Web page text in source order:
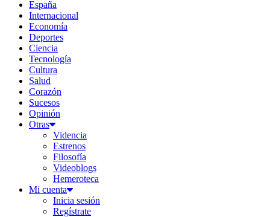
España
Internacional
Economía
Deportes
Ciencia
Tecnología
Cultura
Salud
Corazón
Sucesos
Opinión
Otras
Videncia
Estrenos
Filosofía
Videoblogs
Hemeroteca
Mi cuenta
Inicia sesión
Regístrate